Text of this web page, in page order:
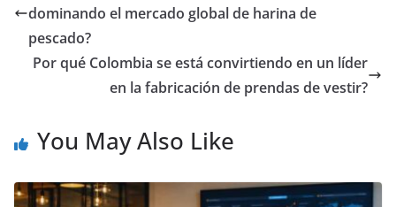
dominando el mercado global de harina de
pescado?
Por qué Colombia se está convirtiendo en un líder
en la fabricación de prendas de vestir?
You May Also Like